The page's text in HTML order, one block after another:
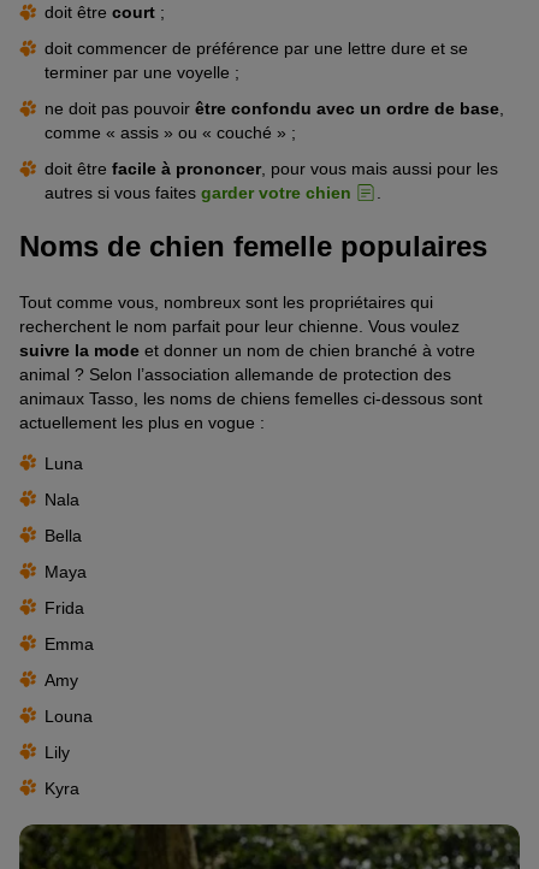
doit être court ;
doit commencer de préférence par une lettre dure et se
terminer par une voyelle ;
ne doit pas pouvoir être confondu avec un ordre de base
comme « assis » ou « couché » ;
doit être facile à prononcer, pour vous mais aussi pour les
autres si vous faites garder votre chien
Noms de chien femelle populaires
Tout comme vous, nombreux sont les propriétaires qui
recherchent le nom parfait pour leur chienne. Vous voulez
suivre la mode et donner un nom de chien branché à votre
animal ? Selon l’association allemande de protection des
animaux Tasso, les noms de chiens femelles ci-dessous sont
actuellement les plus en vogue :
Luna
Nala
Bella
Maya
Frida
Emma
Amy
Louna
Lily
Kyra